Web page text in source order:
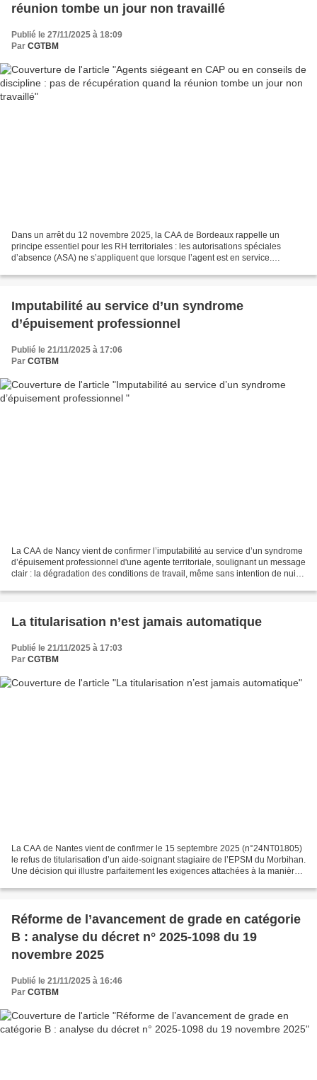
réunion tombe un jour non travaillé
Publié le 27/11/2025 à 18:09
Par CGTBM
Dans un arrêt du 12 novembre 2025, la CAA de Bordeaux rappelle un
principe essentiel pour les RH territoriales : les autorisations spéciales
d’absence (ASA) ne s’appliquent que lorsque l’agent est en service.
Imputabilité au service d’un syndrome
d’épuisement professionnel
Publié le 21/11/2025 à 17:06
Par CGTBM
La CAA de Nancy vient de confirmer l’imputabilité au service d’un syndrome
d’épuisement professionnel d'une agente territoriale, soulignant un message
clair : la dégradation des conditions de travail, même sans intention de nuire,
La titularisation n’est jamais automatique
Publié le 21/11/2025 à 17:03
Par CGTBM
La CAA de Nantes vient de confirmer le 15 septembre 2025 (n°24NT01805)
le refus de titularisation d’un aide-soignant stagiaire de l’EPSM du Morbihan.
Une décision qui illustre parfaitement les exigences attachées à la manière
Réforme de l’avancement de grade en catégorie
B : analyse du décret n° 2025-1098 du 19
novembre 2025
Publié le 21/11/2025 à 16:46
Par CGTBM